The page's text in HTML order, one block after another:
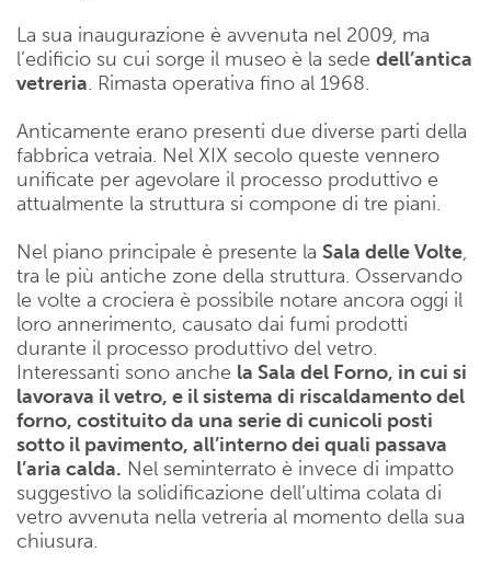
La sua inaugurazione è avvenuta nel 2009, ma
l’edificio su cui sorge il museo è la sede dell’antica
vetreria. Rimasta operativa fino al 1968.
Anticamente erano presenti due diverse parti della
fabbrica vetraia. Nel XIX secolo queste vennero
unificate per agevolare il processo produttivo e
attualmente la struttura si compone di tre piani.
Nel piano principale è presente la Sala delle Volte,
tra le più antiche zone della struttura. Osservando
le volte a crociera è possibile notare ancora oggi il
loro annerimento, causato dai fumi prodotti
durante il processo produttivo del vetro.
Interessanti sono anche la Sala del Forno, in cui si
lavorava il vetro, e il sistema di riscaldamento del
forno, costituito da una serie di cunicoli posti
sotto il pavimento, all’interno dei quali passava
l’aria calda. Nel seminterrato è invece di impatto
suggestivo la solidificazione dell’ultima colata di
vetro avvenuta nella vetreria al momento della sua
chiusura.